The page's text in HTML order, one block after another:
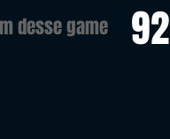
desse game 92